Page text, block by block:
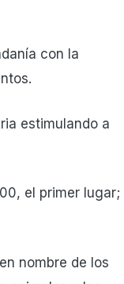
con la
estimulando a
el primer lugar;
nombre de los